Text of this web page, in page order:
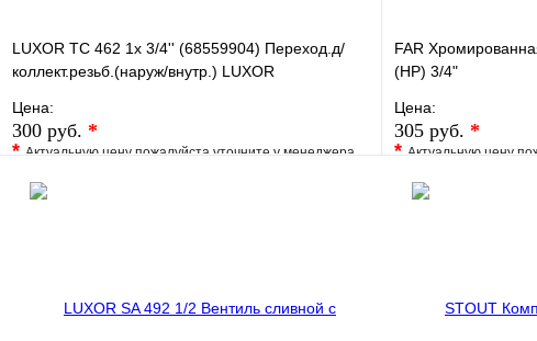
LUXOR TC 462 1х 3/4'' (68559904) Переход.д/
коллект.резьб.(наруж/внутр.) LUXOR
Цена:
300 руб. *
*Актуальную цену пожалуйста уточните у менеджера
В избранное
FAR
(НР) 3/4"
Цена:
305 руб. *
*Актуальную цену
В избранное